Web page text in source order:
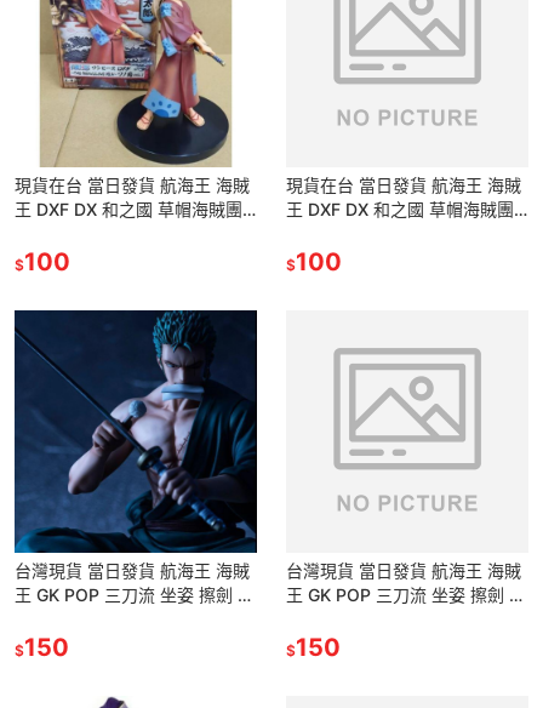
現貨在台 當日發貨 航海王 海賊
王 DXF DX 和之國 草帽海賊團
果實 公仔 景品
$100
現貨在台 當日發貨 航海王 海賊
王 DXF DX 和之國 草帽海賊團
果實 公仔 景品
$100
台灣現貨 當日發貨 航海王 海賊
王 GK POP 三刀流 坐姿 擦劍 海
景品 公仔
$150
台灣現貨 當日發貨 航海王 海賊
王 GK POP 三刀流 坐姿 擦劍 海
景品 公仔
$150